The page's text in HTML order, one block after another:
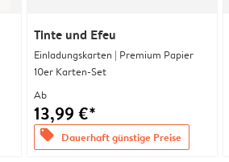
Tinte und Efeu
Einladungskarten | Premium Papier
10er Karten-Set
Ab
13,99 €*
offers Dauerhaft günstige Preise